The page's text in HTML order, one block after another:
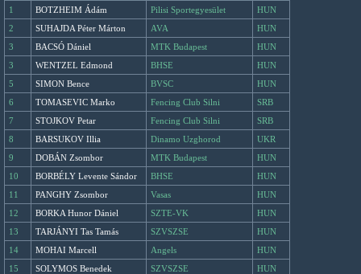
1 BOTZHEIM Ádám Pilisi Sportegyesület
HUN
2
SUHAJDA Péter Márton AVA
HUN
3
BACSÓ Dániel MTK Budapest
HUN
3
WENTZEL Edmond BHSE
HUN
5
SIMON Bence BVSC
HUN
6
TOMASEVIC Marko Fencing Club Silni
SRB
7
STOJKOV Petar Fencing Club Silni
SRB
8
BARSUKOV Illia Dinamo Uzghorod
UKR
9
DOBÁN Zsombor MTK Budapest
HUN
10
BORBÉLY Levente Sándor BHSE
HUN
11
PANGHY Zsombor Vasas
HUN
12
BORKA Hunor Dániel SZTE-VK
HUN
13
TARJÁNYI Tas Tamás SZVSZSE
HUN
14
MOHAI Marcell Angels
HUN
15
SOLYMOS Benedek SZVSZSE
HUN